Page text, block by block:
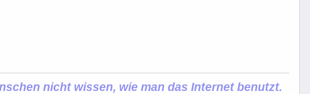
nicht wissen, wie man das Internet benutzt.